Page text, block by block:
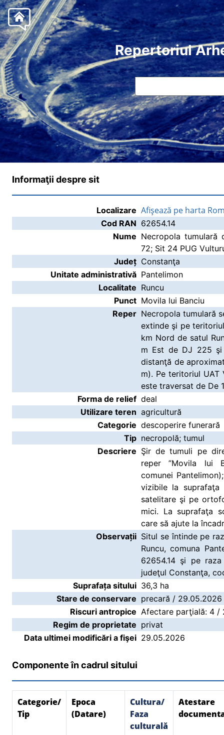
Repertoriul
Informaţii despre sit
Localizare Afişează pe harta
Cod RAN 62654.14
Nume Necropola tumulară
72; Sit 24 PUG
Județ Constanţa
Unitate administrativă Pantelimon
Localitate Runcu
Punct Movila lui Banciu
Reper Necropola tumulară
extinde şi pe
km Nord de satul
m Est de DJ 225
distanţă de
m). Pe teritoriul
este traversat de De
Forma de relief deal
Utilizare teren agricultură
Categorie descoperire funerară
Tip necropolă; tumul
Descriere Şir de tumuli pe
reper ”Movila lui
comunei
vizibile la
satelitare şi pe
mici. La suprafaţa
care să ajute la
Observații Situl se întinde pe
Runcu, comuna
62654.14 şi pe
judeţul Constanţa,
Suprafața sitului 36,3 ha
Stare de conservare precară / 29.05.2026
Riscuri antropice Afectare parţială: 4 /
Regim de proprietate privat
Data ultimei modificări a fişei 29.05.2026
Componente în cadrul sitului
Categorie/
Tip
Epoca
(Datare)
Cultura/
Faza
culturală
Atestare